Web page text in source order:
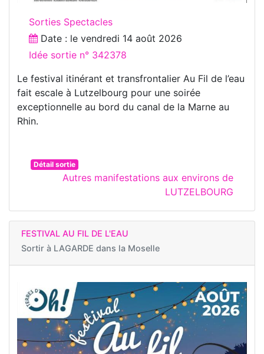
Sorties Spectacles
Date : le vendredi 14 août 2026
Idée sortie n° 342378
Le festival itinérant et transfrontalier Au Fil de l’eau
fait escale à Lutzelbourg pour une soirée
exceptionnelle au bord du canal de la Marne au
Rhin.
Détail sortie
Autres manifestations aux environs de
LUTZELBOURG
FESTIVAL AU FIL DE L'EAU
Sortir à LAGARDE dans la Moselle